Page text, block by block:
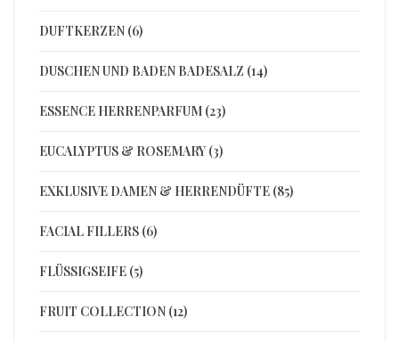
DUFTKERZEN (6)
DUSCHEN UND BADEN BADESALZ (14)
ESSENCE HERRENPARFUM (23)
EUCALYPTUS & ROSEMARY (3)
EXKLUSIVE DAMEN & HERRENDÜFTE (85)
FACIAL FILLERS (6)
FLÜSSIGSEIFE (5)
FRUIT COLLECTION (12)